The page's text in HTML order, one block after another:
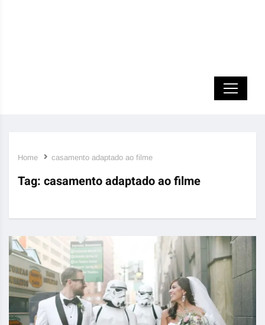
Home casamento adaptado ao filme
Tag: casamento adaptado ao filme